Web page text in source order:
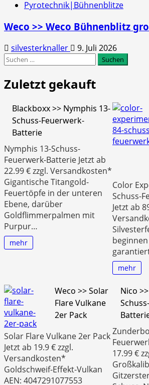
Pyrotechnik|Bühnenblitze
Weco >> Weco Bühnenblitz
silvesterknaller
9. Juli 2026
Suchen
Zuletzt gekauft
Blackboxx >> Nymphis 13-
Schuss-Feuerwerk-
Batterie
Nymphis 13-Schuss-
Feuerwerk-Batterie Jetzt ab
22.99 € zzgl. Versandkosten*
Gigantische Titangold-
Feuertöpfe in der unteren
Ebene, darüber
Goldflimmerpalmen mit
Purpur…
mehr
Color
Schuss-
Jetzt ab
mehr
Weco >> Solar
Flare Vulkane
2er Pack
Solar Flare Vulkane 2er Pack
Jetzt ab 19.9 € zzgl.
Versandkosten*
Goldschweif-Effekt-Vulkan
AEN: 4047291077553
Nico
17.99 €